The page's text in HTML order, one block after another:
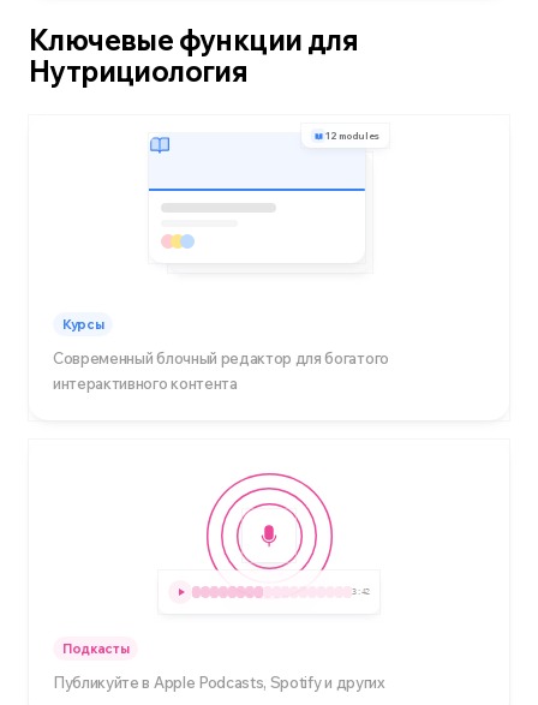
Ключевые функции для
Нутрициология
12 modules
Курсы
Современный блочный редактор для богатого
интерактивного контента
3:42
Подкасты
Публикуйте в Apple Podcasts, Spotify и других